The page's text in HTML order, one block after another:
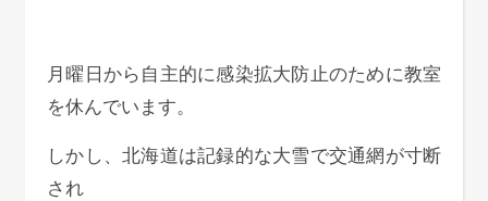
月曜日から自主的に感染拡大防止のために教室
を休んでいます。
しかし、北海道は記録的な大雪で交通網が寸断
され